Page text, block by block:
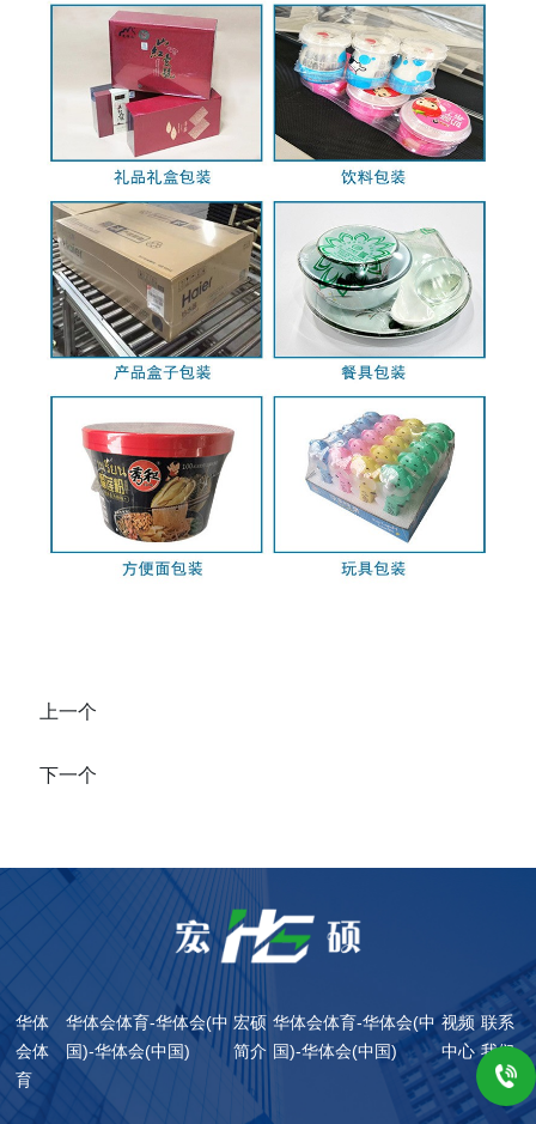
上一个
下一个
华体
会体
育
华体会体育-华体会(中
国)-华体会(中国)
宏硕
简介
华体会体育-华体会(中
国)-华体会(中国)
视频
中心
联系
我们